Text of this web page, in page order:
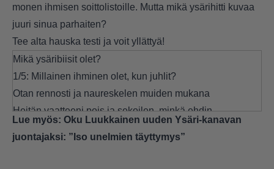
monen ihmisen soittolistoille. Mutta mikä ysärihitti kuvaa
juuri sinua parhaiten?
Tee alta hauska testi ja voit yllättyä!
Mikä ysäribiisit olet?
1/5: Millainen ihminen olet, kun juhlit?
Otan rennosti ja naureskelen muiden mukana
Heitän vaatteeni pois ja sekoilen, minkä ehdin.
Tanssin niin kauan, että jalat pettävät alta.
Rakastan koko maailmaa ja haluaisin halata jokaista.
Lue myös: Oku Luukkainen uuden Ysäri-kanavan
juontajaksi: ”Iso unelmien täyttymys”